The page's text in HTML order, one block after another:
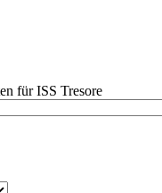
für ISS Tresore